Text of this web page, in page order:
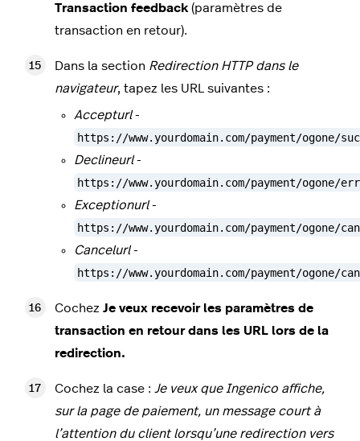
Transaction feedback (paramètres de
transaction en retour).
Dans la section Redirection HTTP dans le
navigateur, tapez les URL suivantes :
Accepturl-
https://www.yourdomain.com/payment/ogone/
Declineurl-
https://www.yourdomain.com/payment/ogone/
Exceptionurl-
https://www.yourdomain.com/payment/ogone/
Cancelurl-
https://www.yourdomain.com/payment/ogone/
Cochez Je veux recevoir les paramètres de
transaction en retour dans les URL lors de la
redirection.
Cochez la case : Je veux que Ingenico affiche,
sur la page de paiement, un message court à
l’attention du client lorsqu’une redirection vers